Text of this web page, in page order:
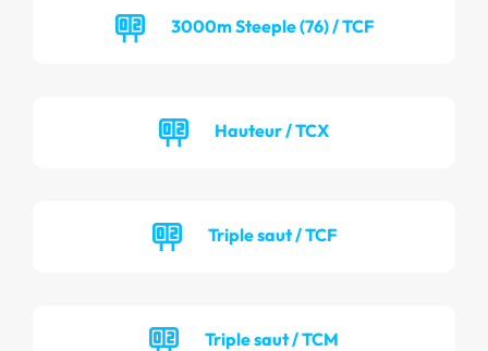
3000m Steeple (76) / TCF
Hauteur / TCX
Triple saut / TCF
Triple saut / TCM